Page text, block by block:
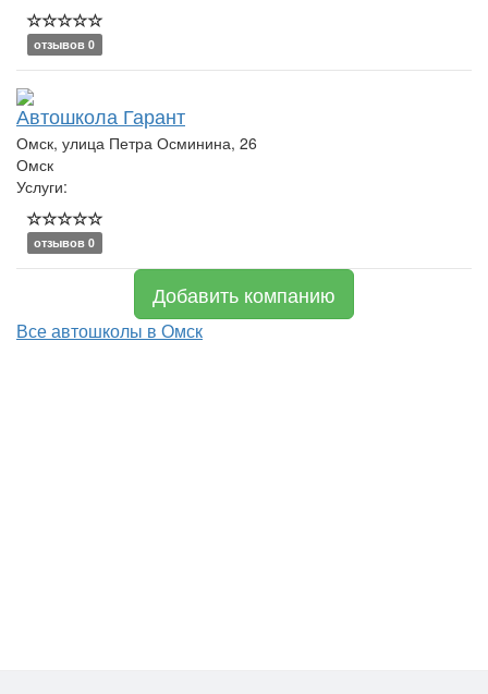
отзывов 0
Автошкола Гарант
Омск, улица Петра Осминина, 26
Омск
Услуги:
отзывов 0
Добавить компанию
Все автошколы в Омск